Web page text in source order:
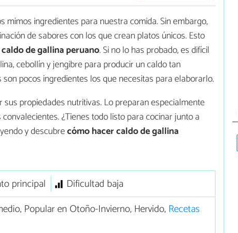
ingredientes para nuestra comida. Sin embargo,
de sabores con los que crean platos únicos. Esto
de gallina peruano. Si no lo has probado, es difícil
cebollín y jengibre para producir un caldo tan
pocos ingredientes los que necesitas para elaborarlo.
propiedades nutritivas. Lo preparan especialmente
¿Tienes todo listo para cocinar junto a
y descubrecómo hacer caldo de gallina
principal
Dificultad baja
Popular en Otoño-Invierno, Hervido,Recetas